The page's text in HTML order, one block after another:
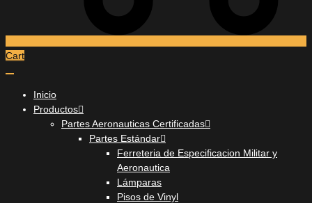
Cart
Inicio
Productos
Partes Aeronauticas Certificadas
Partes Estándar
Ferreteria de Especificacion Militar y
Aeronautica
Lámparas
Pisos de Vinyl